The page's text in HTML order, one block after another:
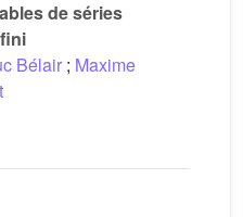
de séries
Bélair ; Maxime